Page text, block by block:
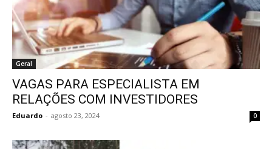
Geral
VAGAS PARA ESPECIALISTA EM
RELAÇÕES COM INVESTIDORES
Eduardo - agosto 23, 2024 0